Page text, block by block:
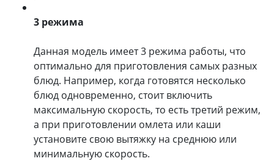
3 режима
Данная модель имеет 3 режима работы, что
оптимально для приготовления самых разных
блюд. Например, когда готовятся несколько
блюд одновременно, стоит включить
максимальную скорость, то есть третий режим,
а при приготовлении омлета или каши
установите свою вытяжку на среднюю или
минимальную скорость.